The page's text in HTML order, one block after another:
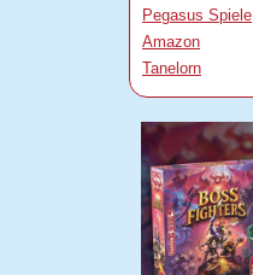
Pegasus Spiele
Amazon
Tanelorn